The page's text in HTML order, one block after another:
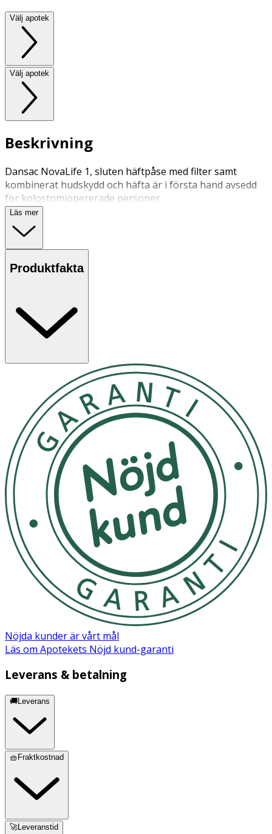
Välj apotek
Välj apotek
Beskrivning
Dansac NovaLife 1, sluten häftpåse med filter samt
kombinerat hudskydd och häfta är i första hand avsedd
för kolostomiopererade personer.
Läs mer
Produktfakta
Nöjda kunder är vårt mål
Läs om Apotekets Nöjd kund-garanti
Leverans & betalning
🚚Leverans
🧺Fraktkostnad
🚀Leveranstid